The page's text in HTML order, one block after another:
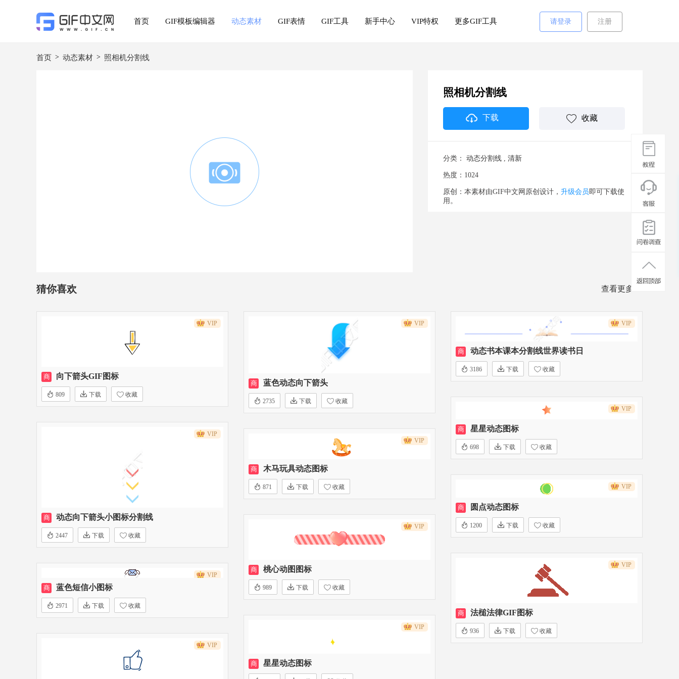
首页 GIF模板编辑器 动态素材 GIF表情 GIF工具 新手中心 VIP特权 更多GIF工具 请登录 注册
首页 > 动态素材 > 照相机分割线
照相机分割线
下载 收藏
分类： 动态分割线 , 清新
热度：1024
原创：本素材由GIF中文网原创设计， 升级会员即可下载使
用。
猜你喜欢 查看更多>>
VIP
商 向下箭头GIF图标
809 下载 收藏
VIP
商 蓝色动态向下箭头
2735 下载 收藏
VIP
商 动态书本课本分割线世界读书日
3186 下载 收藏
VIP
商 星星动态图标
698 下载 收藏
VIP
商 动态向下箭头小图标分割线
2447 下载 收藏
VIP
商 木马玩具动态图标
871 下载 收藏 VIP
商 圆点动态图标
1200 下载 收藏
VIP
商 桃心动图图标
989 下载 收藏
VIP
商 法槌法律GIF图标
936 下载 收藏
VIP
商 蓝色短信小图标
2971 下载 收藏
VIP
商 星星动态图标
VIP